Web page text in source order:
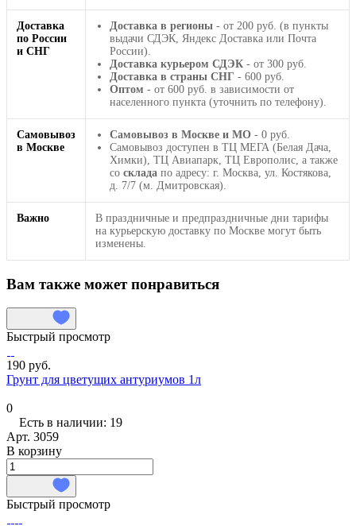
Доставка
по России
и СНГ
Доставка в регионы - от 200 руб. (в пункты
выдачи СДЭК, Яндекс Доставка или Почта
России).
Доставка курьером СДЭК - от 300 руб.
Доставка в страны СНГ - 600 руб.
Оптом - от 600 руб. в зависимости от
населенного пункта (уточнить по телефону).
Самовывоз
в Москве
Самовывоз в Москве и МО - 0 руб.
Самовывоз доступен в ТЦ МЕГА (Белая Дача,
Химки), ТЦ Авиапарк, ТЦ Европолис, а также
со склада по адресу: г. Москва, ул. Костякова,
д. 7/7 (м. Дмитровская).
Важно
В праздничные и предпраздничные дни тарифы
на курьерскую доставку по Москве могут быть
изменены.
Вам также может понравиться
Быстрый просмотр
190 руб.
Грунт для цветущих антуриумов 1л
0
Есть в наличии: 19
Арт. 3059
В корзину
Быстрый просмотр